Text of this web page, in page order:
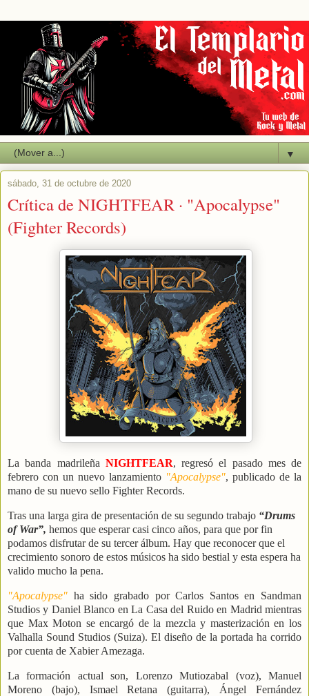
▼
sábado, 31 de octubre de 2020
Crítica de NIGHTFEAR · "Apocalypse"
(Fighter Records)
La banda madrileña NIGHTFEAR, regresó el pasado mes de
febrero con un nuevo lanzamiento "Apocalypse", publicado de la
mano de su nuevo sello Fighter Records.
Tras una larga gira de presentación de su segundo trabajo “Drums
of War”, hemos que esperar casi cinco años, para que por fin
podamos disfrutar de su tercer álbum. Hay que reconocer que el
crecimiento sonoro de estos músicos ha sido bestial y esta espera ha
valido mucho la pena.
"Apocalypse" ha sido grabado por Carlos Santos en Sandman
Studios y Daniel Blanco en La Casa del Ruido en Madrid mientras
que Max Moton se encargó de la mezcla y masterización en los
Valhalla Sound Studios (Suiza). El diseño de la portada ha corrido
por cuenta de Xabier Amezaga.
La formación actual son, Lorenzo Mutiozabal (voz), Manuel
Moreno (bajo), Ismael Retana (guitarra), Ángel Fernández